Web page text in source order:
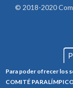
© 2018-2020
FOOTER
Para poder ofrecer los
COMITÉ